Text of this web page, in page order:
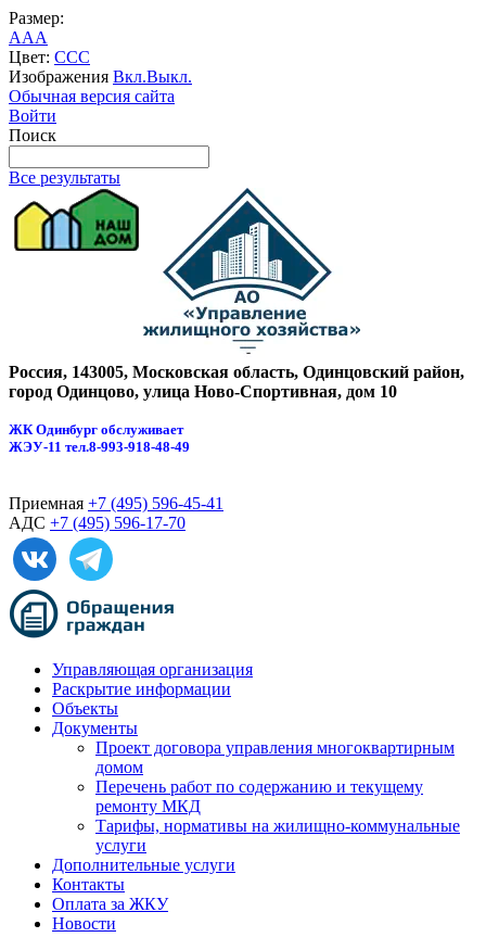
Размер:
AAA
Цвет: CCC
Изображения Вкл.Выкл.
Обычная версия сайта
Войти
Поиск
Все результаты
Россия, 143005, Московская область, Одинцовский район,
город Одинцово, улица Ново-Спортивная, дом 10
ЖК Одинбург обслуживает
ЖЭУ-11 тел.8-993-918-48-49
Приемная +7 (495) 596-45-41
АДС +7 (495) 596-17-70
Управляющая организация
Раскрытие информации
Объекты
Документы
Проект договора управления многоквартирным
домом
Перечень работ по содержанию и текущему
ремонту МКД
Тарифы, нормативы на жилищно-коммунальные
услуги
Дополнительные услуги
Контакты
Оплата за ЖКУ
Новости